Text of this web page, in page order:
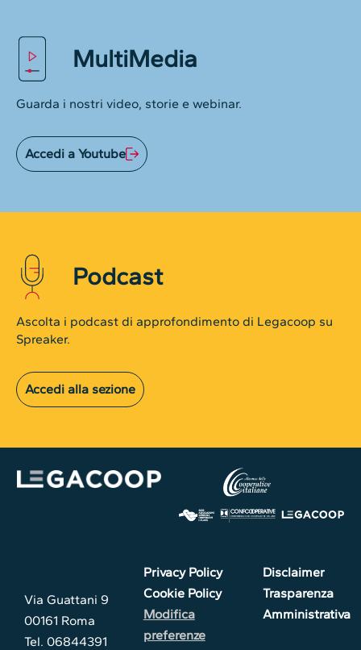
MultiMedia
Guarda i nostri video, storie e webinar.
Accedi a Youtube
Podcast
Ascolta i podcast di approfondimento di Legacoop su
Spreaker.
Accedi alla sezione
Via Guattani 9
00161 Roma
Tel. 06844391
Privacy Policy
Cookie Policy
Modifica
preferenze
Disclaimer
Trasparenza
Amministrativa